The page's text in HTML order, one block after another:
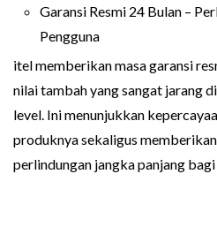
Garansi Resmi 24 Bulan –
Pengguna
itel memberikan masa garansi
nilai tambah yang sangat jarang
level. Ini menunjukkan
produknya sekaligus
perlindungan jangka panjang